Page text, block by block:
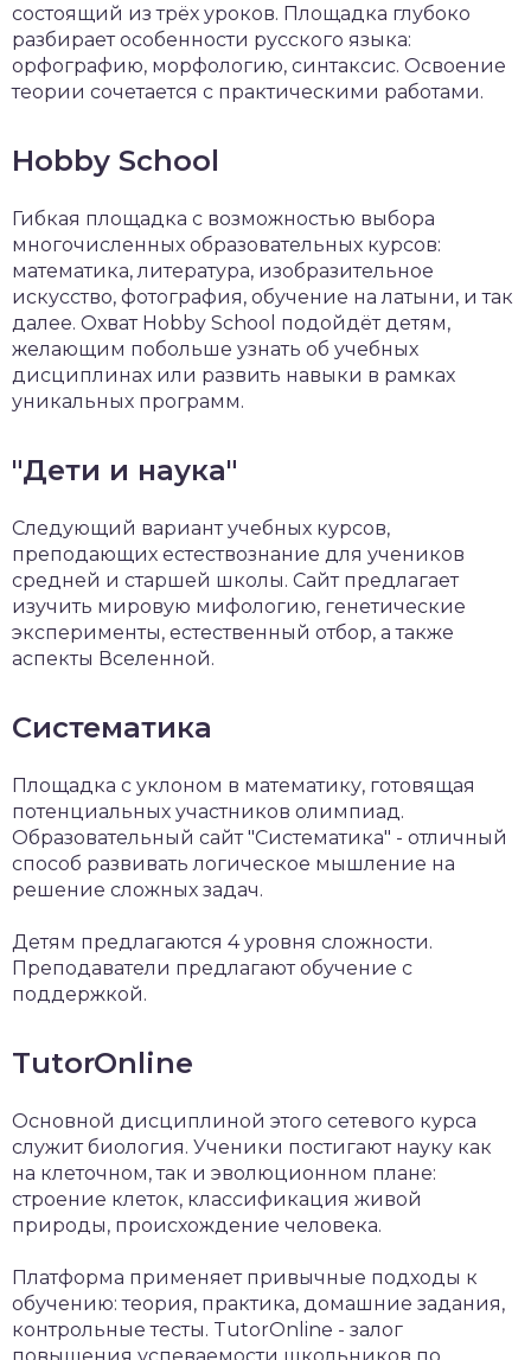
состоящий из трёх уроков. Площадка глубоко
разбирает особенности русского языка:
орфографию, морфологию, синтаксис. Освоение
теории сочетается с практическими работами.
Hobby School
Гибкая площадка с возможностью выбора
многочисленных образовательных курсов:
математика, литература, изобразительное
искусство, фотография, обучение на латыни, и так
далее. Охват Hobby School подойдёт детям,
желающим побольше узнать об учебных
дисциплинах или развить навыки в рамках
уникальных программ.
"Дети и наука"
Следующий вариант учебных курсов,
преподающих естествознание для учеников
средней и старшей школы. Сайт предлагает
изучить мировую мифологию, генетические
эксперименты, естественный отбор, а также
аспекты Вселенной.
Систематика
Площадка с уклоном в математику, готовящая
потенциальных участников олимпиад.
Образовательный сайт "Систематика" - отличный
способ развивать логическое мышление на
решение сложных задач.
Детям предлагаются 4 уровня сложности.
Преподаватели предлагают обучение с
поддержкой.
TutorOnline
Основной дисциплиной этого сетевого курса
служит биология. Ученики постигают науку как
на клеточном, так и эволюционном плане:
строение клеток, классификация живой
природы, происхождение человека.
Платформа применяет привычные подходы к
обучению: теория, практика, домашние задания,
контрольные тесты. TutorOnline - залог